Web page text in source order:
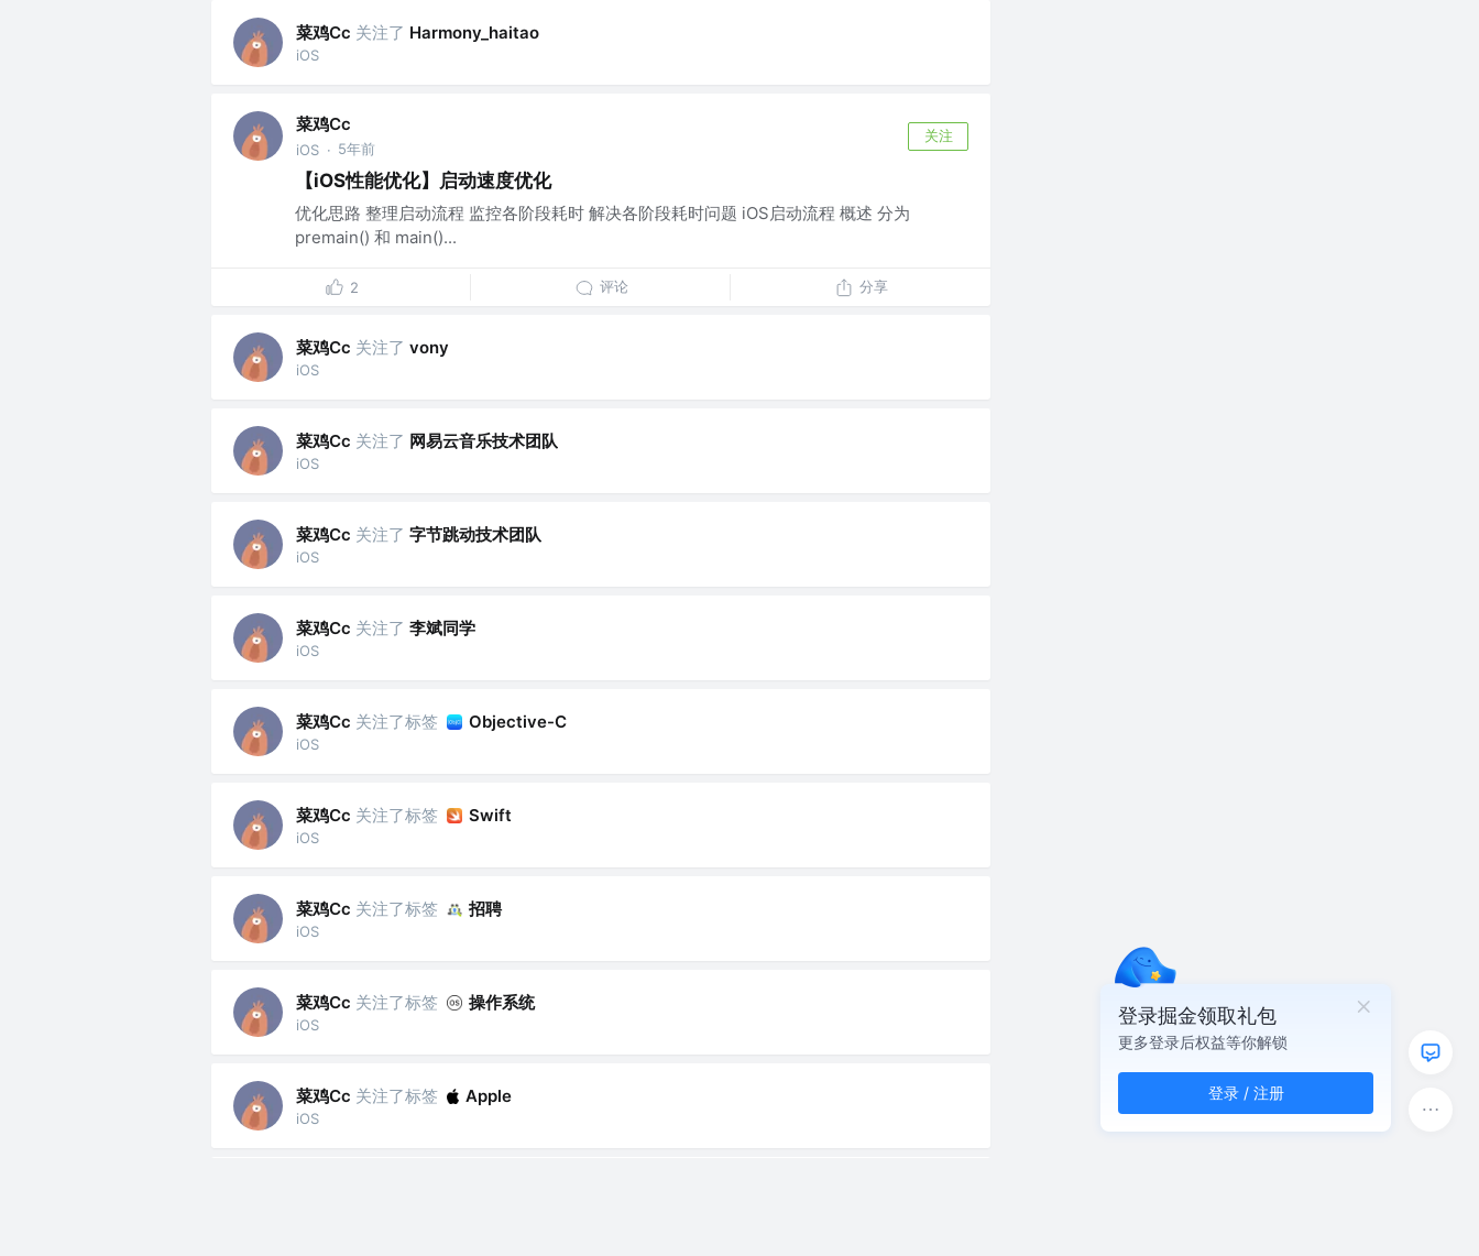
菜鸡Cc 关注了 Harmony_haitao
iOS
菜鸡Cc
iOS · 5年前
关注
【iOS性能优化】启动速度优化
优化思路 整理启动流程 监控各阶段耗时 解决各阶段耗时问题 iOS启动流程 概述 分为
premain() 和 main()...
2 评论 分享
菜鸡Cc 关注了 vony
iOS
菜鸡Cc 关注了 网易云音乐技术团队
iOS
菜鸡Cc 关注了 字节跳动技术团队
iOS
菜鸡Cc 关注了 李斌同学
iOS
菜鸡Cc 关注了标签 Objective-C
iOS
菜鸡Cc 关注了标签 Swift
iOS
菜鸡Cc 关注了标签 招聘
iOS
菜鸡Cc 关注了标签 操作系统
iOS
菜鸡Cc 关注了标签 Apple
iOS
登录掘金领取礼包
更多登录后权益等你解锁
登录 / 注册